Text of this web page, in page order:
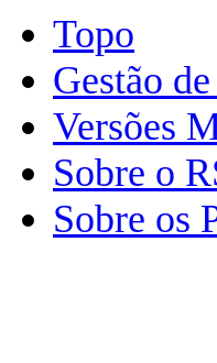
Topo
Gestão
Versões
Sobre o
Sobre os